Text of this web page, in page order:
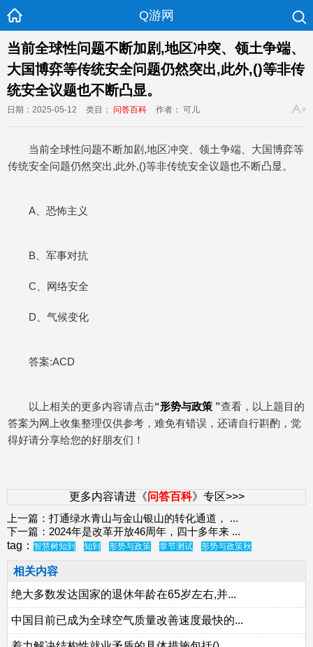
Q游网
当前全球性问题不断加剧,地区冲突、领土争端、
大国博弈等传统安全问题仍然突出,此外,()等非传
统安全议题也不断凸显。
日期：2025-05-12 类目： 问答百科 作者： 可儿
当前全球性问题不断加剧,地区冲突、领土争端、大国博弈等
传统安全问题仍然突出,此外,()等非传统安全议题也不断凸显。
A、恐怖主义
B、军事对抗
C、网络安全
D、气候变化
答案:ACD
以上相关的更多内容请点击“形势与政策 ”查看，以上题目的
答案为网上收集整理仅供参考，难免有错误，还请自行斟酌，觉
得好请分享给您的好朋友们！
更多内容请进《问答百科》专区>>>
上一篇： 打通绿水青山与金山银山的转化通道，
...
下一篇： 2024年是改革开放46周年，四十多年来 ...
tag： 智慧树知到 知到 形势与政策 章节测试 形势与政策秋
相关内容
绝大多数发达国家的退休年龄在65岁左右,并...
中国目前已成为全球空气质量改善速度最快的...